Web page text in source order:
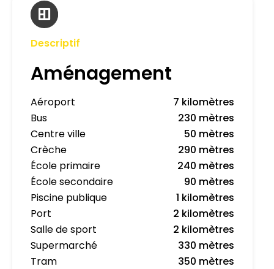
Descriptif
Aménagement
Aéroport
7 kilomètres
Bus
230 mètres
Centre ville
50 mètres
Crèche
290 mètres
École primaire
240 mètres
École secondaire
90 mètres
Piscine publique
1 kilomètres
Port
2 kilomètres
Salle de sport
2 kilomètres
Supermarché
330 mètres
Tram
350 mètres